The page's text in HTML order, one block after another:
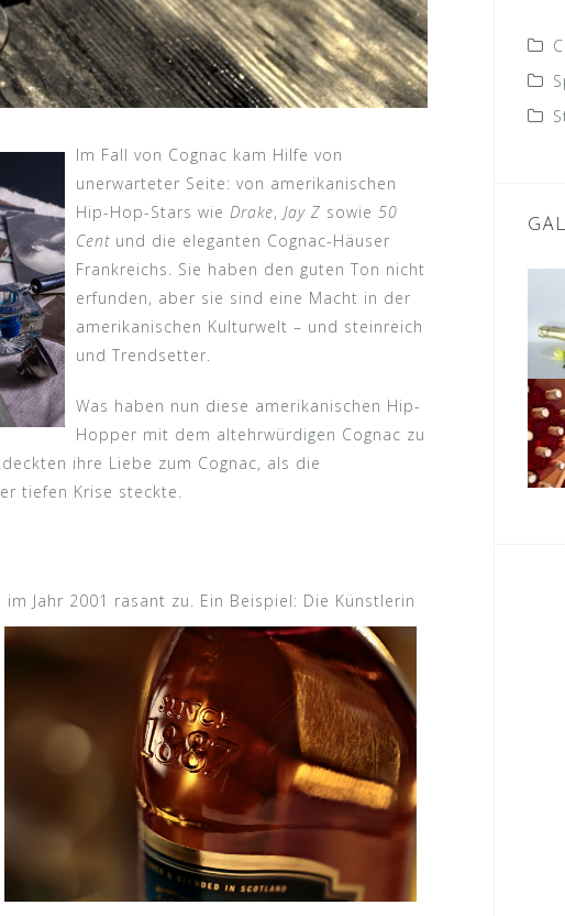
Im Fall von Cognac kam Hilfe von
unerwarteter Seite: von amerikanischen
Hip-Hop-Stars wie Drake,Jay Z sowie50
Cent und die eleganten Cognac-Häuser
Frankreichs. Sie haben den guten Ton nicht
erfunden, aber sie sind eine Macht in der
amerikanischen Kulturwelt – und steinreich
und Trendsetter.
Was haben nun diese amerikanischen Hip-
Hopper mit dem altehrwürdigen Cognac zu
ihre Liebe zum Cognac, als die
tiefen Krise steckte.
Jahr 2001 rasant zu. Ein Beispiel: Die Künstlerin